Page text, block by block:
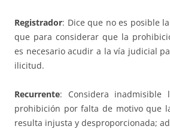
Registrador: Dice que no es posible
que para considerar que la
es necesario acudir a la vía judicial
ilicitud.
Recurrente: Considera
prohibición por falta de motivo que
resulta injusta y desproporcionada;